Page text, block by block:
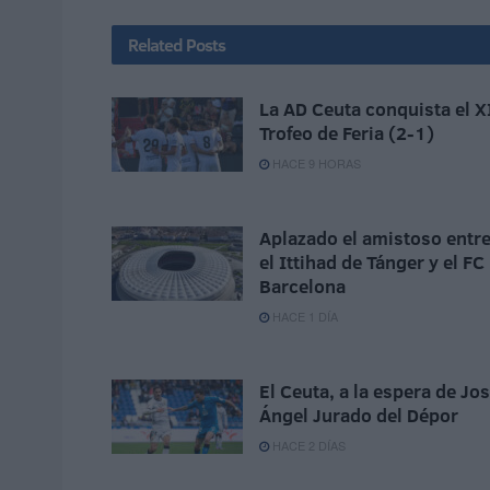
Related Posts
La AD Ceuta conquista el
Trofeo de Feria (2-1)
HACE 9 HORAS
Aplazado el amistoso entre
el Ittihad de Tánger y el FC
Barcelona
HACE 1 DÍA
El Ceuta, a la espera de
Ángel Jurado del Dépor
HACE 2 DÍAS